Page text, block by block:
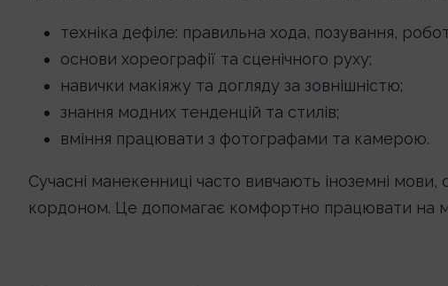
техніка дефіле: правильна хода, позування,
основи хореографії та сценічного руху;
навички макіяжу та догляду за зовнішністю;
знання модних тенденцій та стилів;
вміння працювати з фотографами та камерою.
Сучасні манекенниці часто вивчають іноземні мови,
кордоном. Це допомагає комфортно працювати на